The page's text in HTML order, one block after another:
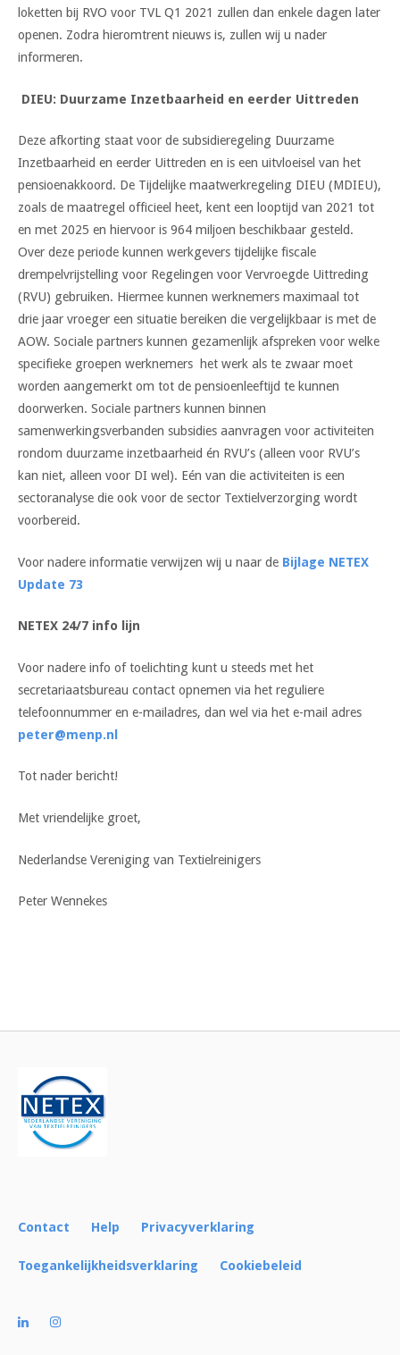
loketten bij RVO voor TVL Q1 2021 zullen dan enkele dagen later
openen. Zodra hieromtrent nieuws is, zullen wij u nader
informeren.
DIEU: Duurzame Inzetbaarheid en eerder Uittreden
Deze afkorting staat voor de subsidieregeling Duurzame
Inzetbaarheid en eerder Uittreden en is een uitvloeisel van het
pensioenakkoord. De Tijdelijke maatwerkregeling DIEU (MDIEU),
zoals de maatregel officieel heet, kent een looptijd van 2021 tot
en met 2025 en hiervoor is 964 miljoen beschikbaar gesteld.
Over deze periode kunnen werkgevers tijdelijke fiscale
drempelvrijstelling voor Regelingen voor Vervroegde Uittreding
(RVU) gebruiken. Hiermee kunnen werknemers maximaal tot
drie jaar vroeger een situatie bereiken die vergelijkbaar is met de
AOW. Sociale partners kunnen gezamenlijk afspreken voor welke
specifieke groepen werknemers het werk als te zwaar moet
worden aangemerkt om tot de pensioenleeftijd te kunnen
doorwerken. Sociale partners kunnen binnen
samenwerkingsverbanden subsidies aanvragen voor activiteiten
rondom duurzame inzetbaarheid én RVU’s (alleen voor RVU’s
kan niet, alleen voor DI wel). Eén van die activiteiten is een
sectoranalyse die ook voor de sector Textielverzorging wordt
voorbereid.
Voor nadere informatie verwijzen wij u naar de Bijlage NETEX
Update 73
NETEX 24/7 info lijn
Voor nadere info of toelichting kunt u steeds met het
secretariaatsbureau contact opnemen via het reguliere
telefoonnummer en e-mailadres, dan wel via het e-mail adres
peter@menp.nl
Tot nader bericht!
Met vriendelijke groet,
Nederlandse Vereniging van Textielreinigers
Peter Wennekes
navigatie
Contact Help Privacyverklaring
Toegankelijkheidsverklaring Cookiebeleid